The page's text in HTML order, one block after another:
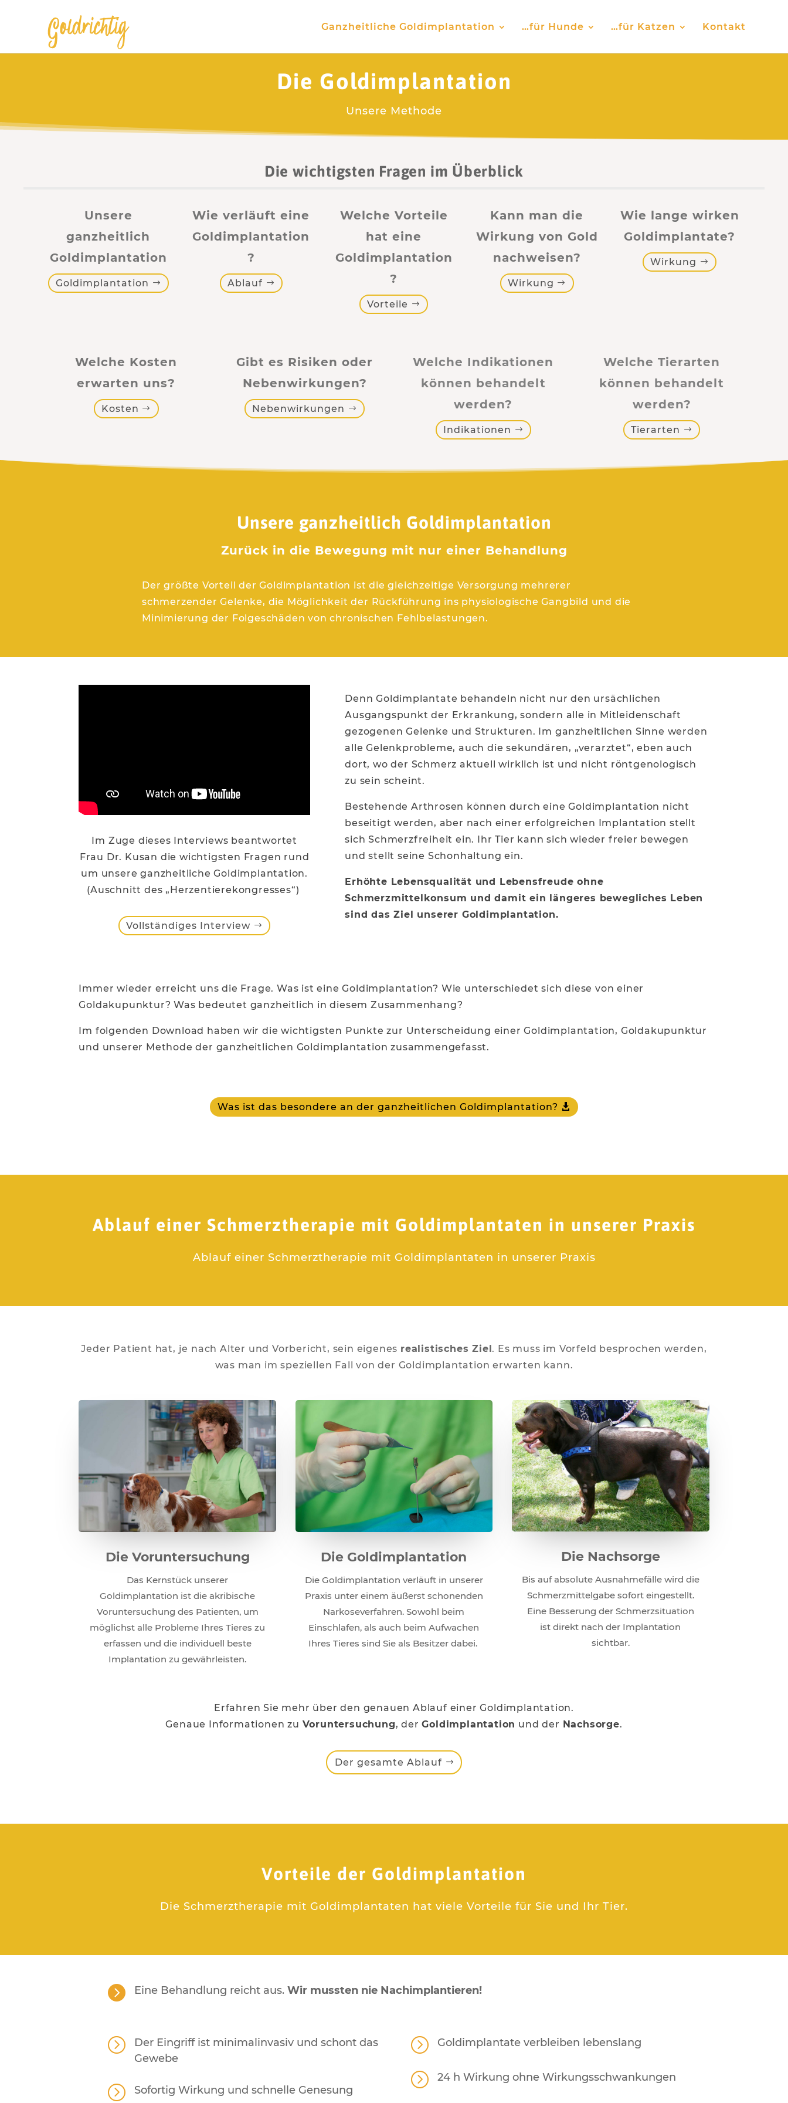
Ganzheitliche Goldimplantation …für Hunde …für Katzen Kontakt
Die Goldimplantation
Unsere Methode
Die wichtigsten Fragen im Überblick
Unsere
ganzheitlich
Goldimplantation
Goldimplantation
Wie verläuft eine
Goldimplantation
?
Ablauf
Welche Vorteile
hat eine
Goldimplantation
?
Vorteile
Kann man die
Wirkung von Gold
nachweisen?
Wirkung
Wie lange wirken
Goldimplantate?
Wirkung
Welche Kosten
erwarten uns?
Kosten
Gibt es Risiken oder
Nebenwirkungen?
Nebenwirkungen
Welche Indikationen
können behandelt
werden?
Indikationen
Welche Tierarten
können behandelt
werden?
Tierarten
Unsere ganzheitlich Goldimplantation
Zurück in die Bewegung mit nur einer Behandlung
Der größte Vorteil der Goldimplantation ist die gleichzeitige Versorgung mehrerer
schmerzender Gelenke, die Möglichkeit der Rückführung ins physiologische Gangbild und die
Minimierung der Folgeschäden von chronischen Fehlbelastungen.
Im Zuge dieses Interviews beantwortet
Frau Dr. Kusan die wichtigsten Fragen rund
um unsere ganzheitliche Goldimplantation.
(Auschnitt des „Herzentierekongresses“)
Vollständiges Interview
Denn Goldimplantate behandeln nicht nur den ursächlichen
Ausgangspunkt der Erkrankung, sondern alle in Mitleidenschaft
gezogenen Gelenke und Strukturen. Im ganzheitlichen Sinne werden
alle Gelenkprobleme, auch die sekundären, „verarztet“, eben auch
dort, wo der Schmerz aktuell wirklich ist und nicht röntgenologisch
zu sein scheint.
Bestehende Arthrosen können durch eine Goldimplantation nicht
beseitigt werden, aber nach einer erfolgreichen Implantation stellt
sich Schmerzfreiheit ein. Ihr Tier kann sich wieder freier bewegen
und stellt seine Schonhaltung ein.
Erhöhte Lebensqualität und Lebensfreude ohne
Schmerzmittelkonsum und damit ein längeres bewegliches Leben
sind das Ziel unserer Goldimplantation.
Immer wieder erreicht uns die Frage. Was ist eine Goldimplantation? Wie unterschiedet sich diese von einer
Goldakupunktur? Was bedeutet ganzheitlich in diesem Zusammenhang?
Im folgenden Download haben wir die wichtigsten Punkte zur Unterscheidung einer Goldimplantation, Goldakupunktur
und unserer Methode der ganzheitlichen Goldimplantation zusammengefasst.
Was ist das besondere an der ganzheitlichen Goldimplantation?
Ablauf einer Schmerztherapie mit Goldimplantaten in unserer Praxis
Ablauf einer Schmerztherapie mit Goldimplantaten in unserer Praxis
Jeder Patient hat, je nach Alter und Vorbericht, sein eigenes realistisches Ziel. Es muss im Vorfeld besprochen werden,
was man im speziellen Fall von der Goldimplantation erwarten kann.
Die Voruntersuchung
Das Kernstück unserer
Goldimplantation ist die akribische
Voruntersuchung des Patienten, um
möglichst alle Probleme Ihres Tieres zu
erfassen und die individuell beste
Implantation zu gewährleisten.
Die Goldimplantation
Die Goldimplantation verläuft in unserer
Praxis unter einem äußerst schonenden
Narkoseverfahren. Sowohl beim
Einschlafen, als auch beim Aufwachen
Ihres Tieres sind Sie als Besitzer dabei.
Die Nachsorge
Bis auf absolute Ausnahmefälle wird die
Schmerzmittelgabe sofort eingestellt.
Eine Besserung der Schmerzsituation
ist direkt nach der Implantation
sichtbar.
Erfahren Sie mehr über den genauen Ablauf einer Goldimplantation.
Genaue Informationen zu Voruntersuchung, derGoldimplantation und der Nachsorge.
Der gesamte Ablauf
Vorteile der Goldimplantation
Die Schmerztherapie mit Goldimplantaten hat viele Vorteile für Sie und Ihr Tier.
 Eine Behandlung reicht aus. Wir mussten nie Nachimplantieren!
=
Der Eingriff ist minimalinvasiv und schont das
Gewebe
= Sofortig Wirkung und schnelle Genesung
= Goldimplantate verbleiben lebenslang
= 24 h Wirkung ohne Wirkungsschwankungen